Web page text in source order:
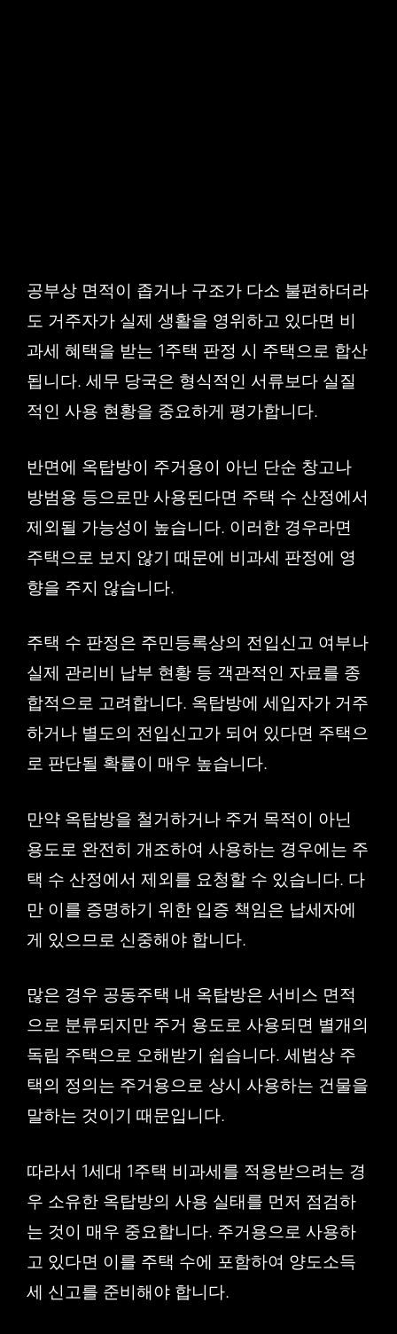
공부상 면적이 좁거나 구조가 다소 불편하더라
도 거주자가 실제 생활을 영위하고 있다면 비
과세 혜택을 받는 1주택 판정 시 주택으로 합산
됩니다. 세무 당국은 형식적인 서류보다 실질
적인 사용 현황을 중요하게 평가합니다.
반면에 옥탑방이 주거용이 아닌 단순 창고나
방범용 등으로만 사용된다면 주택 수 산정에서
제외될 가능성이 높습니다. 이러한 경우라면
주택으로 보지 않기 때문에 비과세 판정에 영
향을 주지 않습니다.
주택 수 판정은 주민등록상의 전입신고 여부나
실제 관리비 납부 현황 등 객관적인 자료를 종
합적으로 고려합니다. 옥탑방에 세입자가 거주
하거나 별도의 전입신고가 되어 있다면 주택으
로 판단될 확률이 매우 높습니다.
만약 옥탑방을 철거하거나 주거 목적이 아닌
용도로 완전히 개조하여 사용하는 경우에는 주
택 수 산정에서 제외를 요청할 수 있습니다. 다
만 이를 증명하기 위한 입증 책임은 납세자에
게 있으므로 신중해야 합니다.
많은 경우 공동주택 내 옥탑방은 서비스 면적
으로 분류되지만 주거 용도로 사용되면 별개의
독립 주택으로 오해받기 쉽습니다. 세법상 주
택의 정의는 주거용으로 상시 사용하는 건물을
말하는 것이기 때문입니다.
따라서 1세대 1주택 비과세를 적용받으려는 경
우 소유한 옥탑방의 사용 실태를 먼저 점검하
는 것이 매우 중요합니다. 주거용으로 사용하
고 있다면 이를 주택 수에 포함하여 양도소득
세 신고를 준비해야 합니다.